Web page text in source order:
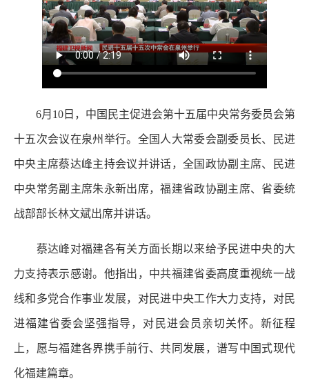
6月10日，中国民主促进会第十五届中央常务委员会第
十五次会议在泉州举行。全国人大常委会副委员长、民进
中央主席蔡达峰主持会议并讲话，全国政协副主席、民进
中央常务副主席朱永新出席，福建省政协副主席、省委统
战部部长林文斌出席并讲话。
蔡达峰对福建各有关方面长期以来给予民进中央的大
力支持表示感谢。他指出，中共福建省委高度重视统一战
线和多党合作事业发展，对民进中央工作大力支持，对民
进福建省委会坚强指导，对民进会员亲切关怀。新征程
上，愿与福建各界携手前行、共同发展，谱写中国式现代
化福建篇章。